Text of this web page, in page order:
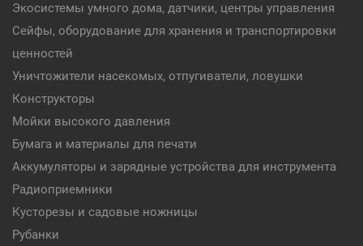
Экосистемы умного дома, датчики, центры управления
Сейфы, оборудование для хранения и транспортировки
ценностей
Уничтожители насекомых, отпугиватели, ловушки
Конструкторы
Мойки высокого давления
Бумага и материалы для печати
Аккумуляторы и зарядные устройства для инструмента
Радиоприемники
Кусторезы и садовые ножницы
Рубанки